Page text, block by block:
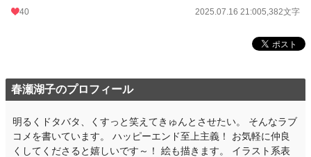
年間ポイント
40 2025.07.16 21:005,382文字
春瀬湖子のプロフィール
明るくドタバタ、くすっと笑えてきゅんとさせたい。 そんなラブ
コメを書いています。 ハッピーエンド至上主義！ お気軽に仲良
くしてくださると嬉しいです～！ 絵も描きます。 イラスト系表